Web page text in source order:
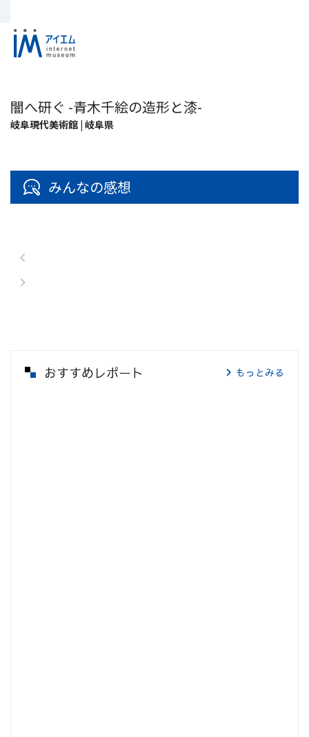
闇へ研ぐ -青木千絵の造形と漆-
岐阜現代美術館 | 岐阜県
みんなの感想
おすすめレポート もっとみる